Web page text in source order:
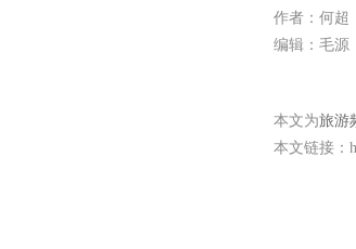
作者：何超
编辑：毛源
本文为旅游
本文链接：